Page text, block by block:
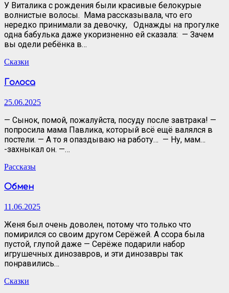
У Виталика с рождения были красивые белокурые
волнистые волосы. Мама рассказывала, что его
нередко принимали за девочку, Однажды на прогулке
одна бабулька даже укоризненно ей сказала: — Зачем
вы одели ребёнка в…
Сказки
Голоса
25.06.2025
— Сынок, помой, пожалуйста, посуду после завтрака! —
попросила мама Павлика, который всё ещё валялся в
постели. — А то я опаздываю на работу… — Ну, мам…
-захныкал он. —…
Рассказы
Обмен
11.06.2025
Женя был очень доволен, потому что только что
помирился со своим другом Серёжей. А ссора была
пустой, глупой даже — Серёже подарили набор
игрушечных динозавров, и эти динозавры так
понравились…
Сказки